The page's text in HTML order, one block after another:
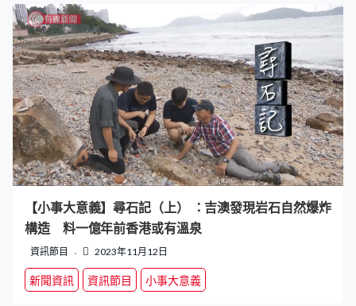
【小事大意義】尋石記（上） ：吉澳發現岩石自然爆炸
構造 料一億年前香港或有溫泉
資訊節目 2023年11月12日
新聞資訊 資訊節目 小事大意義